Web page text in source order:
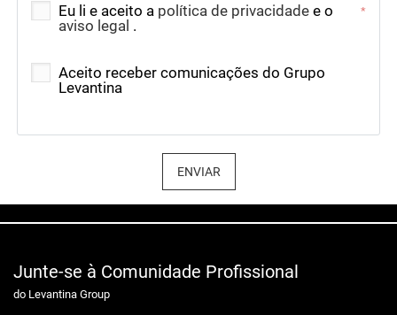
Eu li e aceito a política de privacidade e o
aviso legal .
*
Aceito receber comunicações do Grupo
Levantina
ENVIAR
Junte-se à Comunidade Profissional
do Levantina Group